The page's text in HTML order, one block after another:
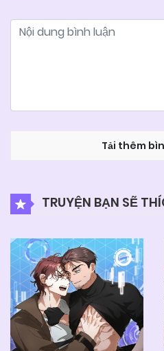
Tải thêm
TRUYỆN BẠN SẼ